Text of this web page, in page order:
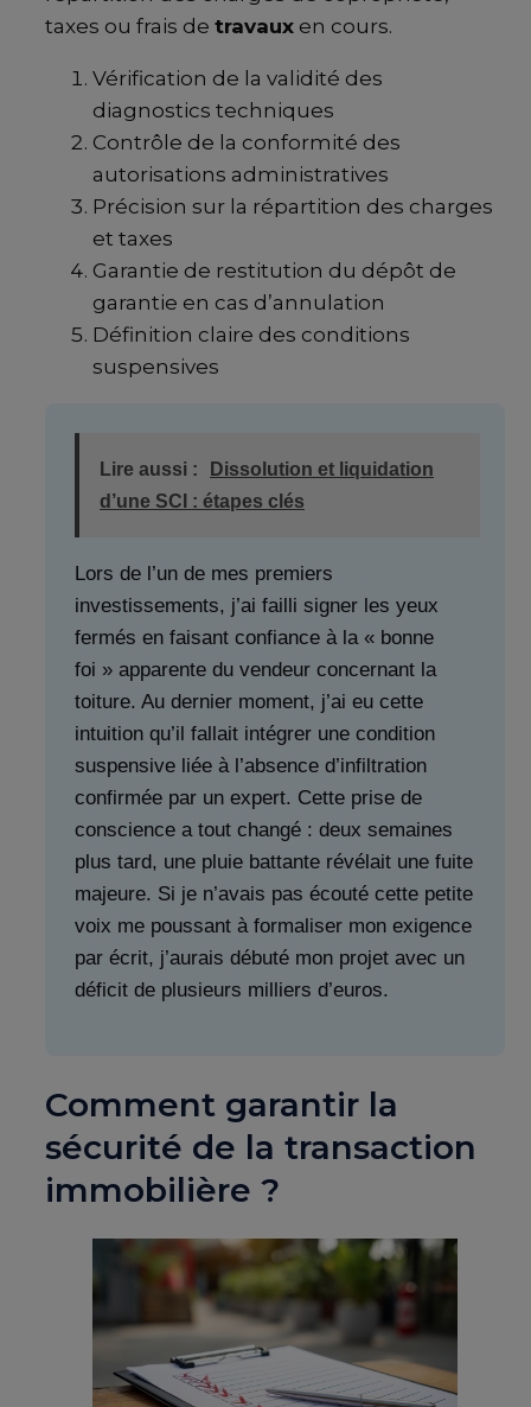
taxes ou frais de travaux en cours.
Vérification de la validité des
diagnostics techniques
Contrôle de la conformité des
autorisations administratives
Précision sur la répartition des charges
et taxes
Garantie de restitution du dépôt de
garantie en cas d’annulation
Définition claire des conditions
suspensives
Lire aussi :
Dissolution et liquidation
d’une SCI : étapes clés
Lors de l’un de mes premiers
investissements, j’ai failli signer les yeux
fermés en faisant confiance à la « bonne
foi » apparente du vendeur concernant la
toiture. Au dernier moment, j’ai eu cette
intuition qu’il fallait intégrer une condition
suspensive liée à l’absence d’infiltration
confirmée par un expert. Cette prise de
conscience a tout changé : deux semaines
plus tard, une pluie battante révélait une fuite
majeure. Si je n’avais pas écouté cette petite
voix me poussant à formaliser mon exigence
par écrit, j’aurais débuté mon projet avec un
déficit de plusieurs milliers d’euros.
Comment garantir la
sécurité de la transaction
immobilière ?